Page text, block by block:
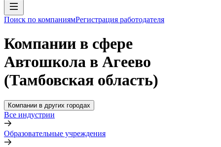
Поиск по компаниямРегистрация работодателя
Компании в сфере
Автошкола в Агеево
(Тамбовская область)
Компании в других городах
Все индустрии
Образовательные учреждения